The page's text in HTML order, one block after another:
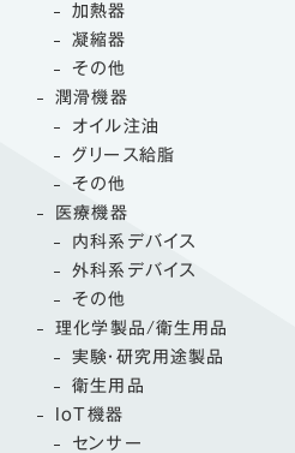
加熱器
凝縮器
その他
潤滑機器
オイル注油
グリース給脂
その他
医療機器
内科系デバイス
外科系デバイス
その他
理化学製品/衛生用品
実験・研究用途製品
衛生用品
IoT機器
センサー